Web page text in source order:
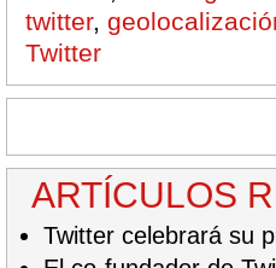
twitter,
Twitter
ARTÍCULOS
Twitter celebrará su